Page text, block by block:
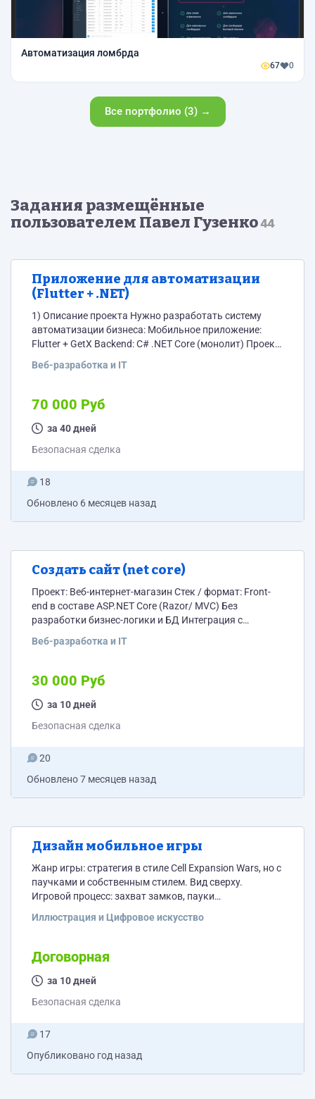
Автоматизация ломбрда
67 0
Все портфолио (3) →
Задания размещённые
пользователем Павел Гузенко44
Приложение для автоматизации
(Flutter + .NET)
1) Описание проекта Нужно разработать систему
автоматизации бизнеса: Мобильное приложение:
Flutter + GetX Backend: C# .NET Core (монолит) Проект
однотипные (CRUD: списки/деталка/создание/
готовы в Figma Дизайн утверждён, менять
минимально Передам ссылку на Figma после выбора
исполнителя 3) Модули (примерно) Пользователи /
сущности) Кассы и отделения Производство и...
Веб-разработка и IT
70 000 Руб
за 40 дней
Безопасная сделка
18
Обновлено 6 месяцев назад
Создать сайт (net core)
Проект: Веб-интернет-магазин Стек / формат: Front-
end в составе ASP.NET Core (Razor/ MVC) Без
разработки бизнес-логики и БД Интеграция с
предоставим) Проект — монолит, только слой
https://www.figma.com/design/mvKpjuO4RGr00ANMuW0TPX/
Сайт-тех-задание?node-id=902-
5746&t=81LnpwWTCOmZEIk7-1 Источник логики: Есть
функционал и UX в веб. По идее можно взять
мощью ИИ....
Веб-разработка и IT
30 000 Руб
за 10 дней
Безопасная сделка
20
Обновлено7 месяцев назад
Дизайн мобильное игры
Жанр игры: стратегия в стиле Cell Expansion Wars, но с
паучками и собственным стилем. Вид сверху.
Игровой процесс: захват замков, пауки
уже готовы. Цель Разработать новый визуальный
уровней, все элементы UI (кнопки, иконки, окна,
панели и т.д.). Важно: юниты (пауки) остаются без
изменений. Необходимо отрисовать: Примерно 30...
Иллюстрация и Цифровое искусство
Договорная
за 10 дней
Безопасная сделка
17
Опубликовано год назад